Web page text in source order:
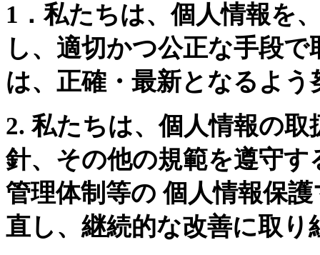
1．私たちは、個人情報を
し、適切かつ公正な手段
は、正確・最新となるよう
2. 私たちは、個人情報の
針、その他の規範を遵守
管理体制等の 個人情報保
直し、継続的な改善に取